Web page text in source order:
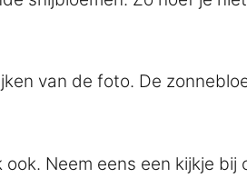
van de foto. De
Neem eens een kijkje